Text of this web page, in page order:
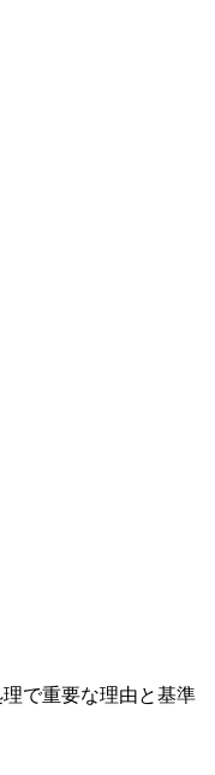
で重要な理由と基準